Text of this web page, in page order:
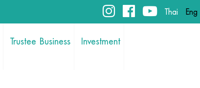
Thai Eng
Trustee Business Investment